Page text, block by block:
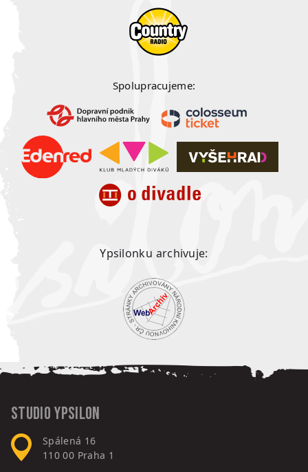
Spolupracujeme:
Ypsilonku archivuje:
Studio Ypsilon
Spálená 16
110 00 Praha 1